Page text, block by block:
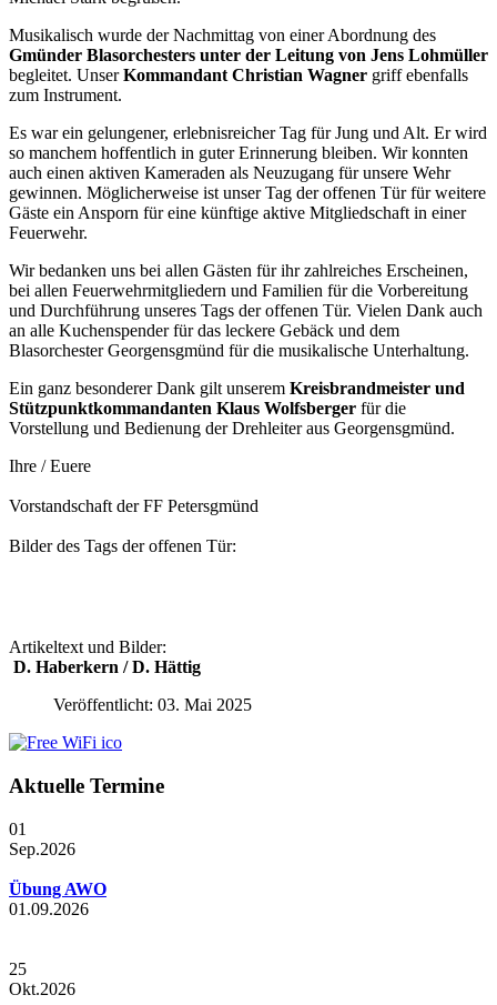
Musikalisch wurde der Nachmittag von einer Abordnung des
Gmünder Blasorchesters unter der Leitung von Jens Lohmüller
begleitet. UnserKommandant Christian Wagner griff ebenfalls
zum Instrument.
Es war ein gelungener, erlebnisreicher Tag für Jung und Alt. Er wird
so manchem hoffentlich in guter Erinnerung bleiben. Wir konnten
auch einen aktiven Kameraden als Neuzugang für unsere Wehr
gewinnen. Möglicherweise ist unser Tag der offenen Tür für weitere
Gäste ein Ansporn für eine künftige aktive Mitgliedschaft in einer
Feuerwehr.
Wir bedanken uns bei allen Gästen für ihr zahlreiches Erscheinen,
bei allen Feuerwehrmitgliedern und Familien für die Vorbereitung
und Durchführung unseres Tags der offenen Tür. Vielen Dank auch
an alle Kuchenspender für das leckere Gebäck und dem
Blasorchester Georgensgmünd für die musikalische Unterhaltung.
Ein ganz besonderer Dank gilt unserem Kreisbrandmeister und
Stützpunktkommandanten Klaus Wolfsberger für die
Vorstellung und Bedienung der Drehleiter aus Georgensgmünd.
Ihre / Euere
Vorstandschaft der FF Petersgmünd
Bilder des Tags der offenen Tür:
Artikeltext und Bilder:
D. Haberkern / D. Hättig
Veröffentlicht: 03. Mai 2025
Aktuelle Termine
01
Sep.2026
Übung AWO
01.09.2026
25
Okt.2026